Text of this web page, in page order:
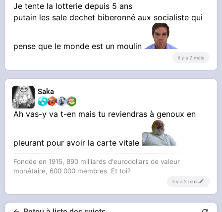
Je tente la lotterie depuis 5 ans
putain les sale dechet biberonné aux socialiste qui
pense que le monde est un moulin
il y a 2 mois
Saka
Ah vas-y va t-en mais tu reviendras à genoux en
pleurant pour avoir la carte vitale
Fondée en 1915, 890 milliards d'eurodollars de valeur
monétaire, 600 000 membres. Et toi?
il y a 2 mois